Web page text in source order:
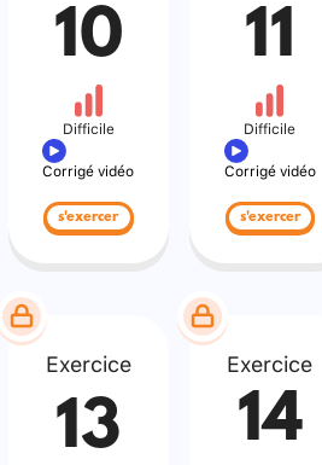
10
Difficile
Corrigé vidéo
s'exercer
11
Difficile
Corrigé vidéo
s'exercer
Exercice
13
Exercice
14